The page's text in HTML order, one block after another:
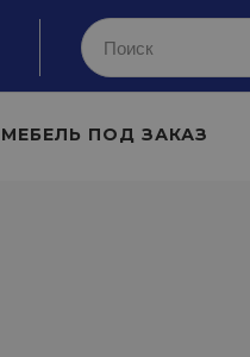
МЕБЕЛЬ ПОД ЗАКАЗ